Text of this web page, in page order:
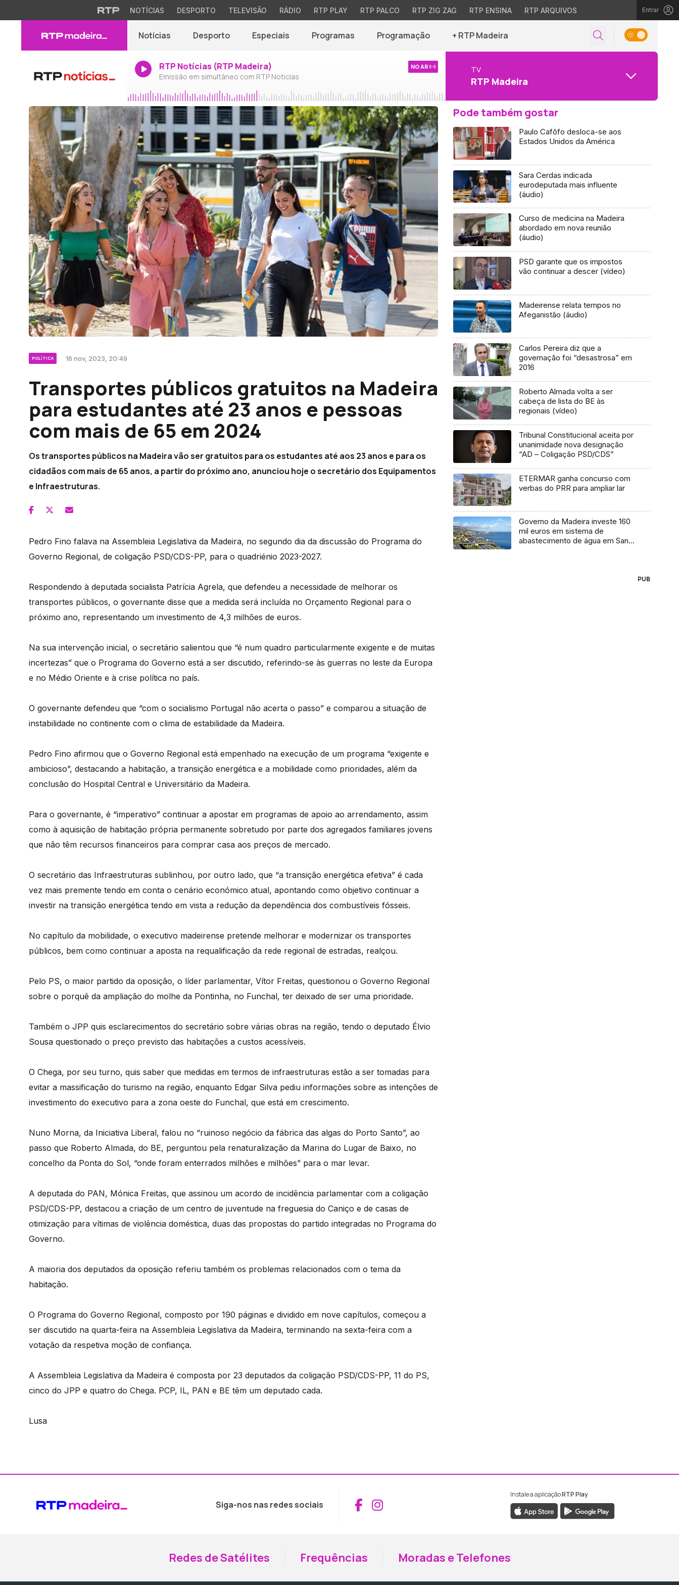
NOTÍCIAS DESPORTO TELEVISÃO RÁDIO RTP PLAY RTP PALCO RTP ZIG ZAG RTP ENSINA RTP ARQUIVOS Entrar
Notícias Desporto Especiais Programas Programação + RTP Madeira
RTP Notícias (RTP Madeira)
Emissão em simultâneo com RTP Notícias
NO AR TV
RTP Madeira
POLÍTICA 16 nov, 2023, 20:49
Transportes públicos gratuitos na Madeira
para estudantes até 23 anos e pessoas
com mais de 65 em 2024
Os transportes públicos na Madeira vão ser gratuitos para os estudantes até aos 23 anos e para os
cidadãos com mais de 65 anos, a partir do próximo ano, anunciou hoje o secretário dos Equipamentos
e Infraestruturas.
Pedro Fino falava na Assembleia Legislativa da Madeira, no segundo dia da discussão do Programa do
Governo Regional, de coligação PSD/CDS-PP, para o quadriénio 2023-2027.
Respondendo à deputada socialista Patrícia Agrela, que defendeu a necessidade de melhorar os
transportes públicos, o governante disse que a medida será incluída no Orçamento Regional para o
próximo ano, representando um investimento de 4,3 milhões de euros.
Na sua intervenção inicial, o secretário salientou que “é num quadro particularmente exigente e de muitas
incertezas” que o Programa do Governo está a ser discutido, referindo-se às guerras no leste da Europa
e no Médio Oriente e à crise política no país.
O governante defendeu que “com o socialismo Portugal não acerta o passo” e comparou a situação de
instabilidade no continente com o clima de estabilidade da Madeira.
Pedro Fino afirmou que o Governo Regional está empenhado na execução de um programa “exigente e
ambicioso”, destacando a habitação, a transição energética e a mobilidade como prioridades, além da
conclusão do Hospital Central e Universitário da Madeira.
Para o governante, é “imperativo” continuar a apostar em programas de apoio ao arrendamento, assim
como à aquisição de habitação própria permanente sobretudo por parte dos agregados familiares jovens
que não têm recursos financeiros para comprar casa aos preços de mercado.
O secretário das Infraestruturas sublinhou, por outro lado, que “a transição energética efetiva” é cada
vez mais premente tendo em conta o cenário económico atual, apontando como objetivo continuar a
investir na transição energética tendo em vista a redução da dependência dos combustíveis fósseis.
No capítulo da mobilidade, o executivo madeirense pretende melhorar e modernizar os transportes
públicos, bem como continuar a aposta na requalificação da rede regional de estradas, realçou.
Pelo PS, o maior partido da oposição, o líder parlamentar, Vítor Freitas, questionou o Governo Regional
sobre o porquê da ampliação do molhe da Pontinha, no Funchal, ter deixado de ser uma prioridade.
Também o JPP quis esclarecimentos do secretário sobre várias obras na região, tendo o deputado Élvio
Sousa questionado o preço previsto das habitações a custos acessíveis.
O Chega, por seu turno, quis saber que medidas em termos de infraestruturas estão a ser tomadas para
evitar a massificação do turismo na região, enquanto Edgar Silva pediu informações sobre as intenções de
investimento do executivo para a zona oeste do Funchal, que está em crescimento.
Nuno Morna, da Iniciativa Liberal, falou no “ruinoso negócio da fábrica das algas do Porto Santo”, ao
passo que Roberto Almada, do BE, perguntou pela renaturalização da Marina do Lugar de Baixo, no
concelho da Ponta do Sol, “onde foram enterrados milhões e milhões” para o mar levar.
A deputada do PAN, Mónica Freitas, que assinou um acordo de incidência parlamentar com a coligação
PSD/CDS-PP, destacou a criação de um centro de juventude na freguesia do Caniço e de casas de
otimização para vítimas de violência doméstica, duas das propostas do partido integradas no Programa do
Governo.
A maioria dos deputados da oposição referiu também os problemas relacionados com o tema da
habitação.
O Programa do Governo Regional, composto por 190 páginas e dividido em nove capítulos, começou a
ser discutido na quarta-feira na Assembleia Legislativa da Madeira, terminando na sexta-feira com a
votação da respetiva moção de confiança.
A Assembleia Legislativa da Madeira é composta por 23 deputados da coligação PSD/CDS-PP, 11 do PS,
cinco do JPP e quatro do Chega. PCP, IL, PAN e BE têm um deputado cada.
Lusa
Pode também gostar
Paulo Cafôfo desloca-se aos
Estados Unidos da América
Sara Cerdas indicada
eurodeputada mais influente
(áudio)
Curso de medicina na Madeira
abordado em nova reunião
(áudio)
PSD garante que os impostos
vão continuar a descer (vídeo)
Madeirense relata tempos no
Afeganistão (áudio)
Carlos Pereira diz que a
governação foi “desastrosa” em
2016
Roberto Almada volta a ser
cabeça de lista do BE às
regionais (vídeo)
Tribunal Constitucional aceita por
unanimidade nova designação
“AD – Coligação PSD/CDS”
ETERMAR ganha concurso com
verbas do PRR para ampliar lar
Governo da Madeira investe 160
mil euros em sistema de
abastecimento de água em Santa
PUB
Siga-nos nas redes sociais Aceder ao Facebook da RTP Madeira
Aceder ao Instagram da RTP Madeira
Instale a aplicaçãoRTP Play
Redes de Satélites Frequências Moradas e Telefones